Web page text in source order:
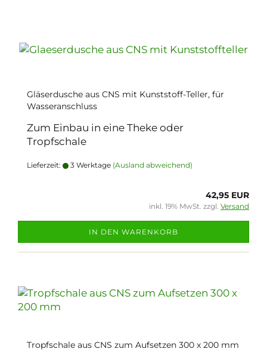
Gläserdusche aus CNS mit Kunststoff-Teller, für
Wasseranschluss
Zum Einbau in eine Theke oder
Tropfschale
Lieferzeit: 3 Werktage (Ausland abweichend)
42,95 EUR
inkl. 19% MwSt. zzgl. Versand
IN DEN WARENKORB
Tropfschale aus CNS zum Aufsetzen 300 x 200 mm